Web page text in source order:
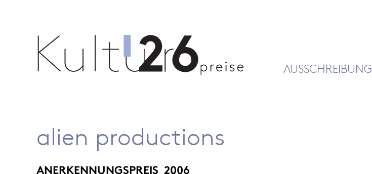
AUSSCHREIBUNG
alien productions
ANERKENNUNGSPREIS 2006